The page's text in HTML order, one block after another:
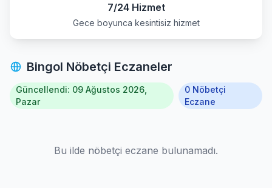
7/24 Hizmet
Gece boyunca kesintisiz hizmet
Bingol Nöbetçi Eczaneler
Güncellendi: 09 Ağustos 2026,
Pazar
0 Nöbetçi
Eczane
Bu ilde nöbetçi eczane bulunamadı.